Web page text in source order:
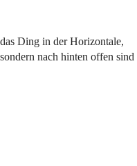
Ding in der Horizontale,
nach hinten offen sind